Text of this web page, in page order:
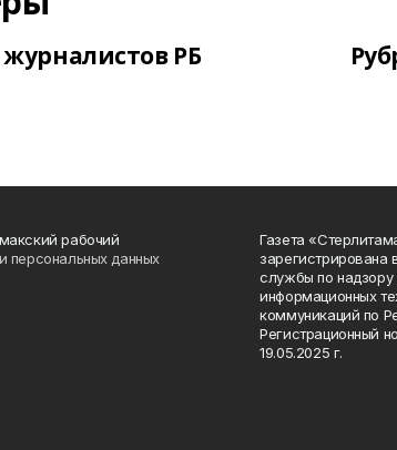
РБ
рабочий
персональных данных
Газета
зарегистрирована
службы по надзору
информационных
коммуникаций по
Регистрационный
19.05.2025 г.